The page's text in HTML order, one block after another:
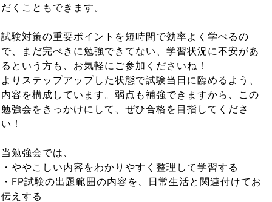
だくこともできます。
試験対策の重要ポイントを短時間で効率よく学べるの
で、まだ完ぺきに勉強できてない、学習状況に不安があ
るという方も、お気軽にご参加くださいね！
よりステップアップした状態で試験当日に臨めるよう、
内容を構成しています。弱点も補強できますから、この
勉強会をきっかけにして、ぜひ合格を目指してくださ
い！
当勉強会では、
・ややこしい内容をわかりやすく整理して学習する
・FP試験の出題範囲の内容を、日常生活と関連付けてお
伝えする